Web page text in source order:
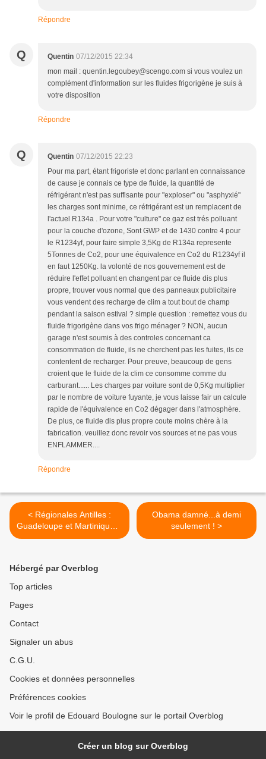
Répondre
Q Quentin 07/12/2015 22:34
mon mail : quentin.legoubey@scengo.com si vous voulez un
complément d'information sur les fluides frigorigène je suis à
votre disposition
Répondre
Q Quentin 07/12/2015 22:23
Pour ma part, étant frigoriste et donc parlant en connaissance
de cause je connais ce type de fluide, la quantité de
réfrigérant n'est pas suffisante pour "exploser" ou "asphyxié"
les charges sont minime, ce réfrigérant est un remplacent de
l'actuel R134a . Pour votre "culture" ce gaz est trés polluant
pour la couche d'ozone, Sont GWP et de 1430 contre 4 pour
le R1234yf, pour faire simple 3,5Kg de R134a represente
5Tonnes de Co2, pour une équivalence en Co2 du R1234yf il
en faut 1250Kg. la volonté de nos gouvernement est de
réduire l'effet polluant en changent par ce fluide dis plus
propre, trouver vous normal que des panneaux publicitaire
vous vendent des recharge de clim a tout bout de champ
pendant la saison estival ? simple question : remettez vous du
fluide frigorigène dans vos frigo ménager ? NON, aucun
garage n'est soumis à des controles concernant ca
consommation de fluide, ils ne cherchent pas les fuites, ils ce
contentent de recharger. Pour preuve, beaucoup de gens
croient que le fluide de la clim ce consomme comme du
carburant...... Les charges par voiture sont de 0,5Kg multiplier
par le nombre de voiture fuyante, je vous laisse fair un calcule
rapide de l'équivalence en Co2 dégager dans l'atmosphère.
De plus, ce fluide dis plus propre coute moins chère à la
fabrication. veuillez donc revoir vos sources et ne pas vous
ENFLAMMER....
Répondre
< Régionales Antilles :
Guadeloupe et Martinique. (
04/12/2015 )
Obama damné...à demi
seulement ! >
Hébergé par Overblog
Top articles
Pages
Contact
Signaler un abus
C.G.U.
Cookies et données personnelles
Préférences cookies
Voir le profil de Edouard Boulogne sur le portail Overblog
Créer un blog sur Overblog